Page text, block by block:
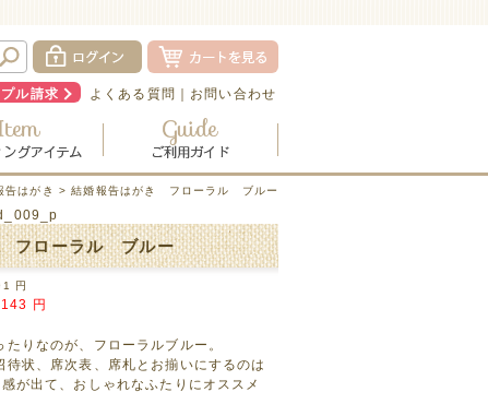
ル請求 よくある質問 ｜ お問い合わせ
告はがき > 結婚報告はがき フローラル ブルー
フローラル ブルー
円
円
りなのが、フローラルブルー。
待状、席次表、席札とお揃いにするのは
が出て、おしゃれなふたりにオススメ